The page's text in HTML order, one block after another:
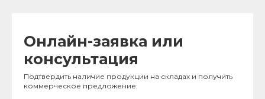
Онлайн-заявка или
консультация
Подтвердить наличие продукции на складах и получить
коммерческое предложение: